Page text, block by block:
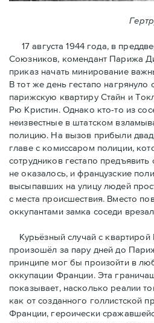
17 августа 1944 года, в
Союзников, комендант Парижа
приказ начать минирование
В тот же день гестапо
парижскую квартиру Стайн и
Рю Кристин. Однако кто-то из
неизвестные в штатском
полицию. На вызов прибыли
главе с комиссаром полиции,
сотрудников гестапо
не оказалось, и французские
высыпавших на улицу людей
с места происшествия. Вместо
оккупантами замка соседи
Курьёзный случай с квартирой
произошёл за пару дней до
принципe мог бы произойти в
оккупации Франции. Эта
показывает, насколько реалии
как от созданного голлистской
Франции, героически